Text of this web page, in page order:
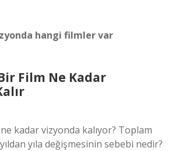
hangi filmler var
Film Ne Kadar
kadar vizyonda kalıyor? Toplam
yıldan yıla değişmesinin sebebi nedir?